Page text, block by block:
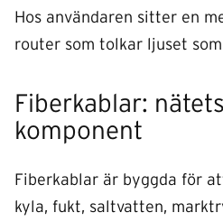
Hos användaren sitter en
router som tolkar ljuset
Fiberkablar:
komponent
Fiberkablar är byggda för
kyla, fukt, saltvatten,